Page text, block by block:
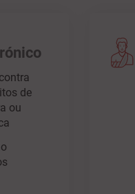
de
ou